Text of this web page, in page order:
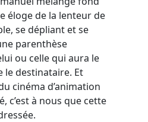
éloge de la lenteur de
se dépliant et se
parenthèse
ou celle qui aura le
le destinataire. Et
cinéma d’animation
c’est à nous que cette